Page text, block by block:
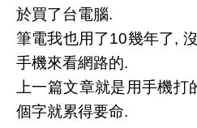
於買了台電腦.
筆電我也用了10幾年了,
手機來看網路的.
上一篇文章就是用手機
個字就累得要命.